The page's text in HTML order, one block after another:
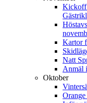
Kickoff
Kartor
Natt
Anmäl
Oktober